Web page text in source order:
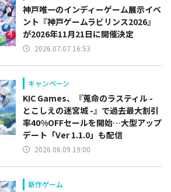
神戸唯一のインディーゲーム展示イベ
ント『神戸ゲームラビリンス2026』
が2026年11月21日に開催決定
2026.07.07 16:53
キャンペーン
KIC Games、『蒐命のラスティル -
とこしえの迷宮城 -』で過去最大割引
率40%OFFセールを開始…大型アップ
デート「Ver 1.1.0」も配信
2026.06.09 19:00
新作ゲーム